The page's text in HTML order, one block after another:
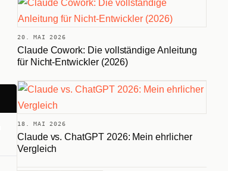
20. MAI 2026
Claude Cowork: Die vollständige Anleitung
für Nicht-Entwickler (2026)
18. MAI 2026
Claude vs. ChatGPT 2026: Mein ehrlicher
Vergleich